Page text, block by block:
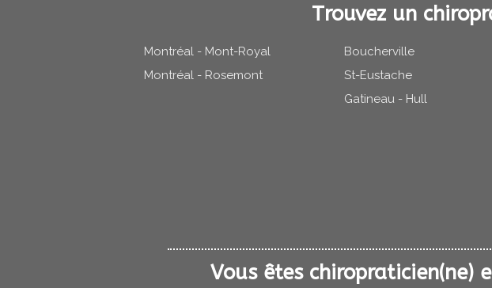
Trouvez un
Montréal - Mont-Royal
Montréal - Rosemont
Boucherville
St-Eustache
Gatineau - Hull
Vous êtes chiropraticien(ne)